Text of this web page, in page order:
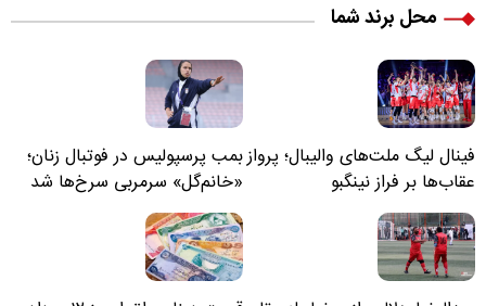
محل برند شما
فینال لیگ ملت‌های والیبال؛ پرواز
عقاب‌ها بر فراز نینگبو
بمب پرسپولیس در فوتبال زنان؛
«خانم‌گل» سرمربی سرخ‌ها شد